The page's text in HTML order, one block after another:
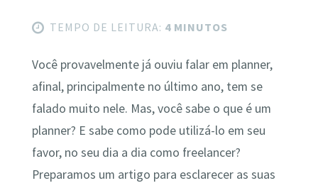
TEMPO DE LEITURA: 4 MINUTOS
Você provavelmente já ouviu falar em planner,
afinal, principalmente no último ano, tem se
falado muito nele. Mas, você sabe o que é um
planner? E sabe como pode utilizá-lo em seu
favor, no seu dia a dia como freelancer?
Preparamos um artigo para esclarecer as suas